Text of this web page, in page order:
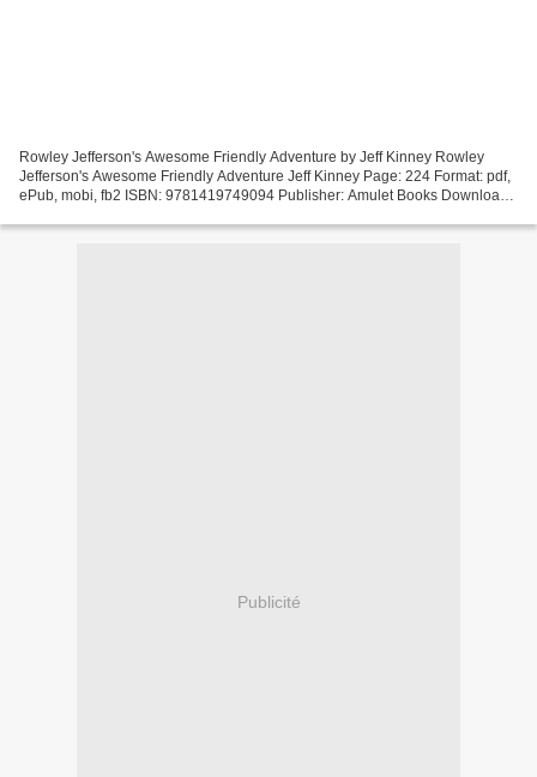
Rowley Jefferson's Awesome Friendly Adventure by Jeff Kinney Rowley
Jefferson's Awesome Friendly Adventure Jeff Kinney Page: 224 Format: pdf,
ePub, mobi, fb2 ISBN: 9781419749094 Publisher: Amulet Books Download
Publicité